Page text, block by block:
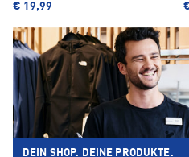
€ 19,99
DEIN SHOP. DEINE PRODUKTE.